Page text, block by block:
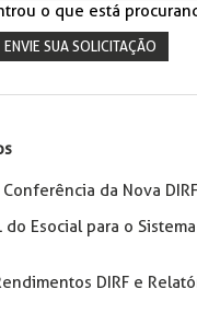
o que está
ENVIE SUA SOLICITAÇÃO
Conferência da Nova
do Esocial para o
DIRF e